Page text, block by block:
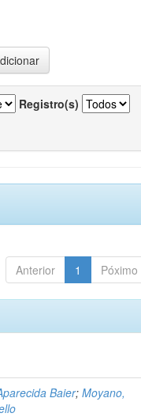
Registro(s)
Anterior 1 Póximo
Baier;Moyano,